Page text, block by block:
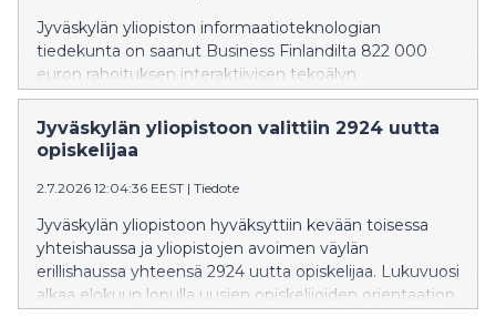
Jyväskylän yliopiston informaatioteknologian
tiedekunta on saanut Business Finlandilta 822 000
euron rahoituksen interaktiivisen tekoälyn
kehittämiseen. Hankkeessa luodaan luotettavampia ja
paremmin ihmisten kanssa yhteistyöhön kykeneviä
tekoälyjärjestelmiä sekä valmistellaan teknologiaa
Jyväskylän yliopistoon valittiin 2924 uutta
opiskelijaa
2.7.2026 12:04:36 EEST | Tiedote
Jyväskylän yliopistoon hyväksyttiin kevään toisessa
yhteishaussa ja yliopistojen avoimen väylän
erillishaussa yhteensä 2924 uutta opiskelijaa. Lukuvuosi
alkaa elokuun lopulla uusien opiskelijoiden orientaation